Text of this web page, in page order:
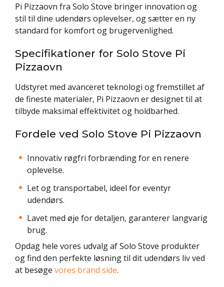
Pi Pizzaovn fra Solo Stove bringer innovation og
stil til dine udendørs oplevelser, og sætter en ny
standard for komfort og brugervenlighed.
Specifikationer for Solo Stove Pi
Pizzaovn
Udstyret med avanceret teknologi og fremstillet af
de fineste materialer, Pi Pizzaovn er designet til at
tilbyde maksimal effektivitet og holdbarhed.
Fordele ved Solo Stove Pi Pizzaovn
Innovativ røgfri forbrænding for en renere
oplevelse.
Let og transportabel, ideel for eventyr
udendørs.
Lavet med øje for detaljen, garanterer langvarig
brug.
Opdag hele vores udvalg af Solo Stove produkter
og find den perfekte løsning til dit udendørs liv ved
at besøge vores brand side.